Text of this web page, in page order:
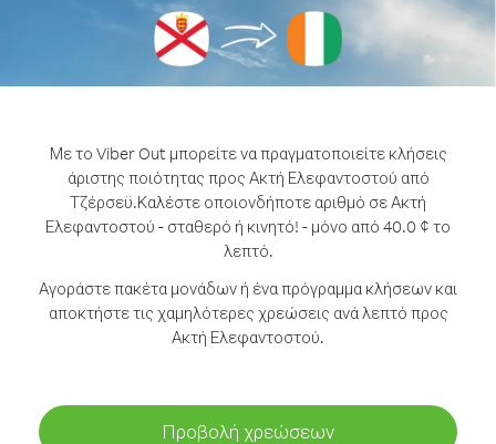
Με το Viber Out μπορείτε να πραγματοποιείτε κλήσεις
άριστης ποιότητας προς Ακτή Ελεφαντοστού από
Τζέρσεϋ.Καλέστε οποιονδήποτε αριθμό σε Ακτή
Ελεφαντοστού - σταθερό ή κινητό! - μόνο από 40.0 ¢ το
λεπτό.
Αγοράστε πακέτα μονάδων ή ένα πρόγραμμα κλήσεων και
αποκτήστε τις χαμηλότερες χρεώσεις ανά λεπτό προς
Ακτή Ελεφαντοστού.
Προβολή χρεώσεων